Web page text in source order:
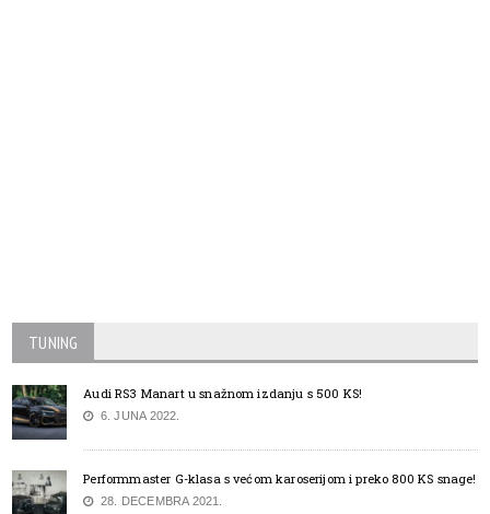
TUNING
Audi RS3 Manart u snažnom izdanju s 500 KS!
6. JUNA 2022.
Performmaster G-klasa s većom karoserijom i preko 800 KS snage!
28. DECEMBRA 2021.